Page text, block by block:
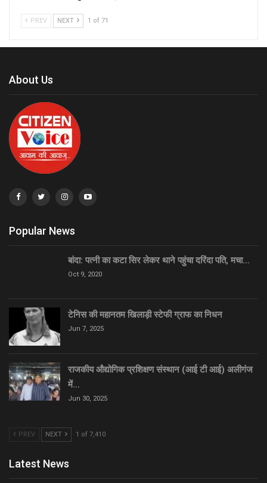
PREV NEXT 1 of 71
About Us
Popular News
बांदा: पत्नी का कटा सिर लेकर थाने पहुंचा दरिंदा पति, मचा…
Oct 9, 2020
टेनिस की महानतम खिलाड़ी स्टेफी ग्राफ का निधन
Jun 7, 2025
राजकीय औद्योगिक प्रशिक्षण संस्थान (आई टी आई) अलीगंज
में…
Jun 30, 2025
PREV NEXT 1 of 7,410
Latest News